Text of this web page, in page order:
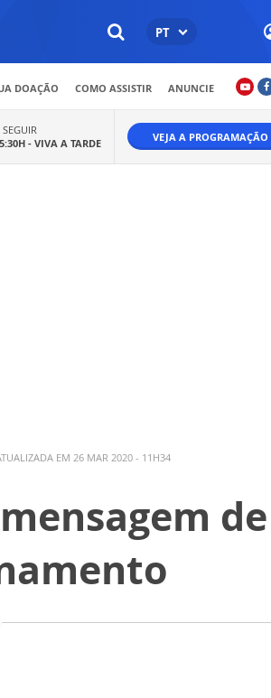
PT
DOAÇÃO COMO ASSISTIR ANUNCIE
SEGUIR
-VIVA A TARDE VEJA A PROGRAMAÇÃO
EM 26 MAR 2020 - 11H34
de